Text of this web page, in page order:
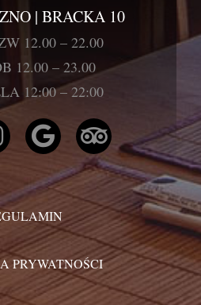
| BRACKA 10
12.00 – 22.00
12.00 – 23.00
12:00 – 22:00
PRYWATNOŚCI